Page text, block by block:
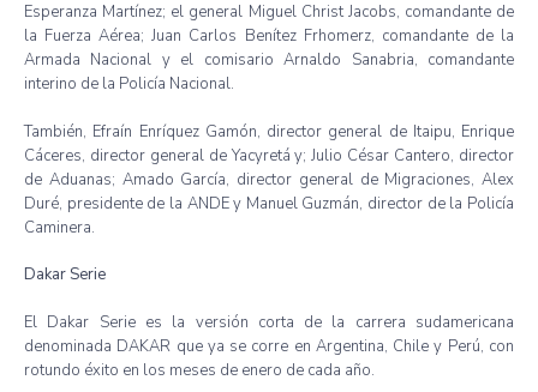
Esperanza Martínez; el general Miguel Christ Jacobs, comandantede
la Fuerza Aérea; Juan Carlos Benítez Frhomerz, comandantede la
Armada Nacional y el comisario Arnaldo Sanabria, comandante
interino de la Policía Nacional.
También, Efraín Enríquez Gamón, director general de Itaipu, Enrique
Cáceres, director general deYacyretá y; Julio César Cantero, director
de Aduanas; Amado García, director general de Migraciones, Alex
Duré, presidentede la ANDEy Manuel Guzmán, director de la Policía
Caminera.
DakarSerie
El Dakar Serie es la versión corta de la carrera sudamericana
denominada DAKAR que ya se corre en Argentina, Chile y Perú, con
rotundo éxito en los meses de enero de cada año.